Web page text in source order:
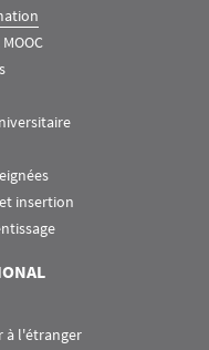
insertion
à l'étranger